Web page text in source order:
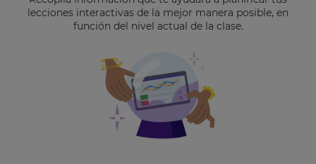
lecciones interactivas de la mejor manera posible, en
función del nivel actual de la clase.